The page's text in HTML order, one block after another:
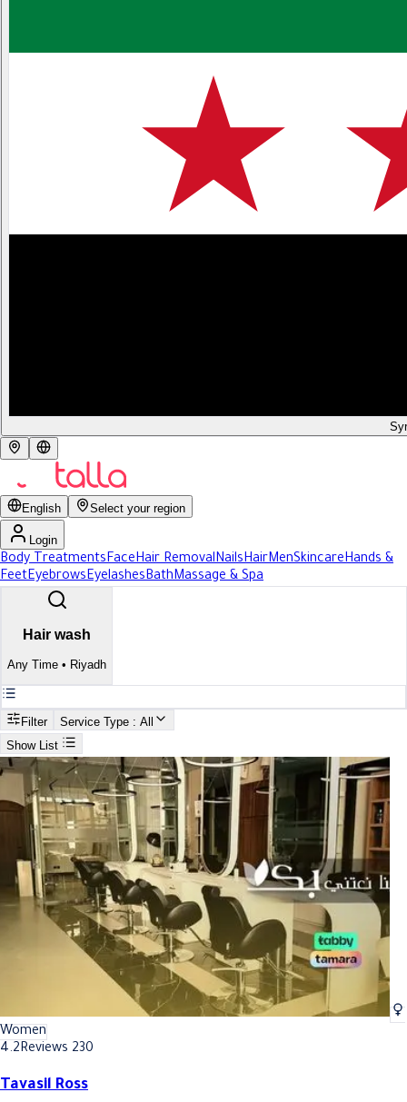
English Select your region
Login
Body TreatmentsFaceHair RemovalNailsHairMenSkincareHands &
FeetEyebrowsEyelashesBathMassage & Spa
Hair wash
Any Time • Riyadh
Filter Service Type : All
Show List
Search
Best Hair wash In Riyadh
Best Hair wash In Riyadh
Women
4.2Reviews 230
Tavasil Ross